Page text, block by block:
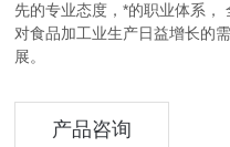
先的专业态度，*的职业体系，
对食品加工业生产日益增长的
展。
产品咨询